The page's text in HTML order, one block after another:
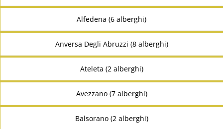
Alfedena (6 alberghi)
Anversa Degli Abruzzi (8 alberghi)
Ateleta (2 alberghi)
Avezzano (7 alberghi)
Balsorano (2 alberghi)